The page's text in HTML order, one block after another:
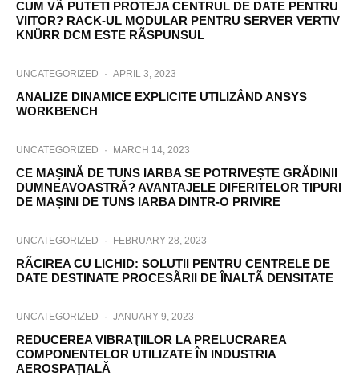
CUM VÃ PUTETI PROTEJA CENTRUL DE DATE PENTRU
VIITOR? RACK-UL MODULAR PENTRU SERVER VERTIV
KNÜRR DCM ESTE RÃSPUNSUL
UNCATEGORIZED · APRIL 3, 2023
ANALIZE DINAMICE EXPLICITE UTILIZÂND ANSYS
WORKBENCH
UNCATEGORIZED · MARCH 14, 2023
CE MAȘINĂ DE TUNS IARBA SE POTRIVEȘTE GRĂDINII
DUMNEAVOASTRĂ? AVANTAJELE DIFERITELOR TIPURI
DE MAȘINI DE TUNS IARBA DINTR-O PRIVIRE
UNCATEGORIZED · FEBRUARY 28, 2023
RÃCIREA CU LICHID: SOLUTII PENTRU CENTRELE DE
DATE DESTINATE PROCESÃRII DE ÎNALTÃ DENSITATE
UNCATEGORIZED · JANUARY 9, 2023
REDUCEREA VIBRAŢIILOR LA PRELUCRAREA
COMPONENTELOR UTILIZATE ÎN INDUSTRIA
AEROSPAŢIALĂ